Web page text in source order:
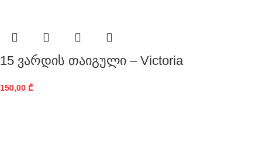
15 ვარდის თაიგული – Victoria
150,00 ₾